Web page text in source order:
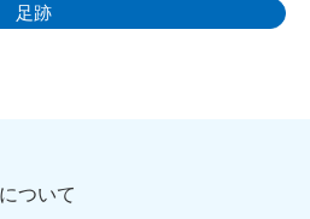
足跡
ついて